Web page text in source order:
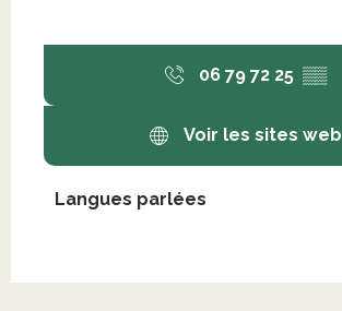
06 79 72 25 ▒▒
Voir les sites web
Langues parlées
Langues parlées